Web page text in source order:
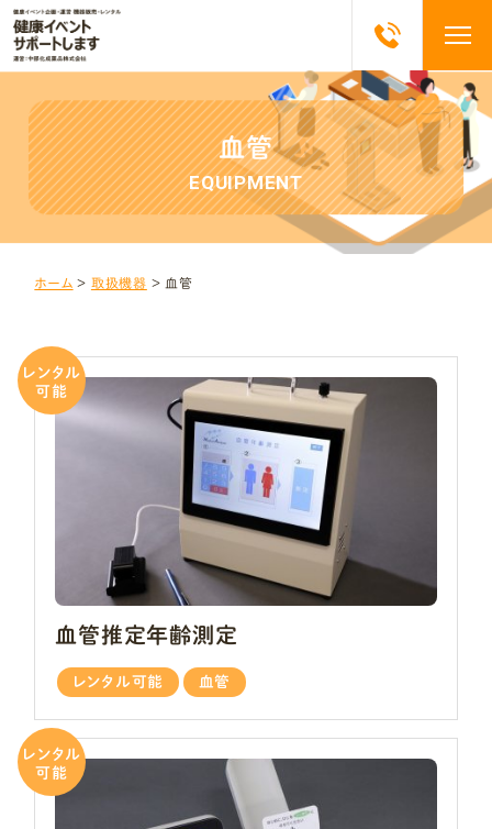
血管
EQUIPMENT
ホーム ＞ 取扱機器 ＞ 血管
レンタル
可能
血管推定年齢測定
レンタル可能 血管
レンタル
可能